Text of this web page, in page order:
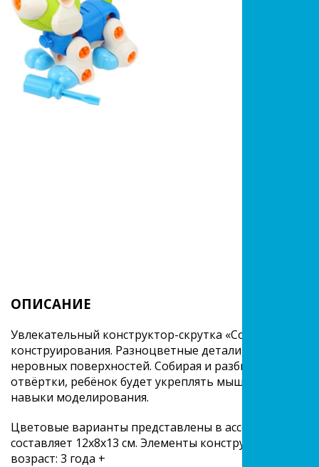
ОПИСАНИЕ
Увлекательный конструктор-скрутка «Собачка»
конструирования. Разноцветные детали, из которых
неровных поверхностей. Собирая и разбирая
отвёртки, ребёнок будет укреплять мышцы рук,
навыки моделирования.
Цветовые варианты представлены в ассортименте.
составляет 12х8х13 см. Элементы конструктора
возраст: 3 года +